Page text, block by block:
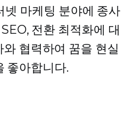
넷 마케팅 분야에 종사
전환 최적화에 대
협력하여 꿈을 현실
좋아합니다.